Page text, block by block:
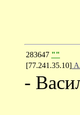
283647 ""
[77.241.35.10]
-